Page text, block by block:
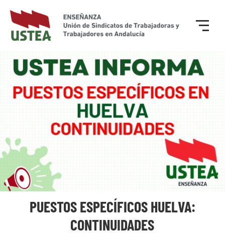
PUESTOS ESPECÍFICOS HUELVA:
CONTINUIDADES